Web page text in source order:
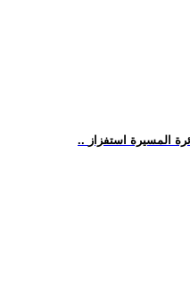
المسيرة استفزاز